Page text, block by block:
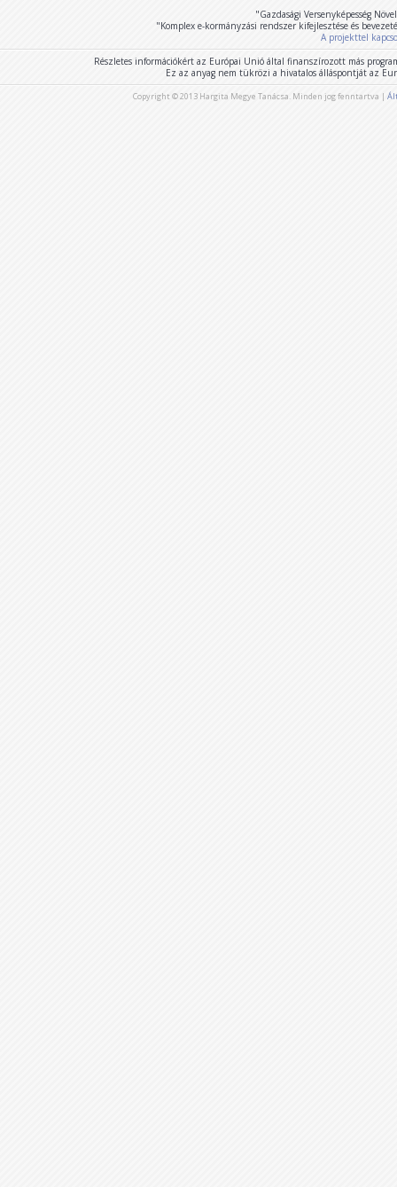
"Gazdasági Versenyképesség
"Komplex e-kormányzási rendszer kifejlesztése és
A projekttel
Részletes információkért az Európai Unió által finanszírozott más
Ez az anyag nem tükrözi a hivatalos álláspontját az
Copyright © 2013 Hargita Megye Tanácsa. Minden jog fenntartva |